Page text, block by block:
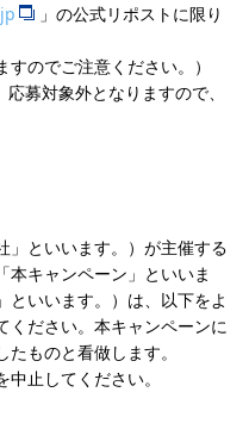
」の公式リポストに限り
すのでご注意ください。）
募対象外となりますので、
」といいます。）が主催する
本キャンペーン」といいま
いいます。）は、以下をよ
ください。本キャンペーンに
ものと看做します。
止してください。